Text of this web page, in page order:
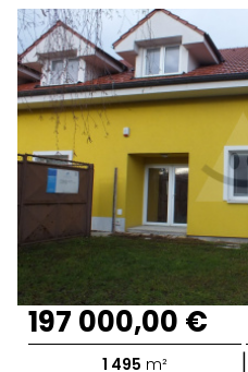
197 000,00 €
1 495 m² |